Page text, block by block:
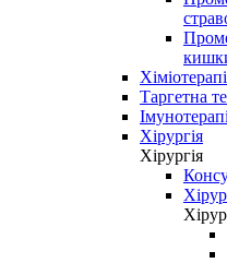
Таргетна
Хірургія
Хірургія